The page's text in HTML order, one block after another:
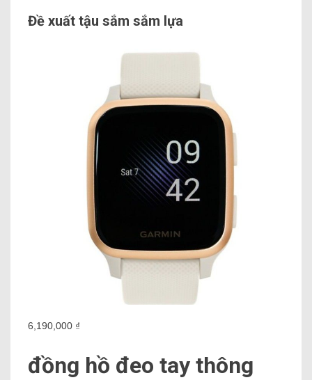
Đề xuất tậu sắm sắm lựa
6,190,000 ₫
đồng hồ đeo tay thông